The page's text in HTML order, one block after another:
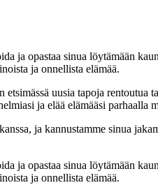
ja opastaa sinua löytämään
ja onnellista elämää.
uusia tapoja rentoutua
ja elää elämääsi parhaalla
ja kannustamme sinua
ja opastaa sinua löytämään
ja onnellista elämää.